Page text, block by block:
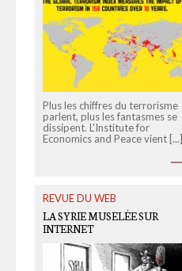
Plus les chiffres du terrorisme
parlent, plus les fantasmes se
dissipent. L'Institute for
Economics and Peace vient [...]
REVUE DU WEB
LA SYRIE MUSELÉE SUR
INTERNET